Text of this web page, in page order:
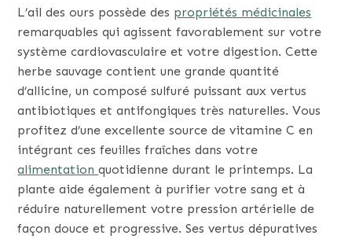
L’ail des ours possède des propriétés médicinales
remarquables qui agissent favorablement sur votre
système cardiovasculaire et votre digestion. Cette
herbe sauvage contient une grande quantité
d’allicine, un composé sulfuré puissant aux vertus
antibiotiques et antifongiques très naturelles. Vous
profitez d’une excellente source de vitamine C en
intégrant ces feuilles fraîches dans votre
alimentationquotidienne durant le printemps. La
plante aide également à purifier votre sang et à
réduire naturellement votre pression artérielle de
façon douce et progressive. Ses vertus dépuratives